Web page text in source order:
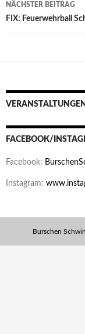
NÄCHSTER BEITRAG
FIX: Feuerwehrball
VERANSTALTUNGEN
FACEBOOK/
Facebook:
Instagram:
Burschen